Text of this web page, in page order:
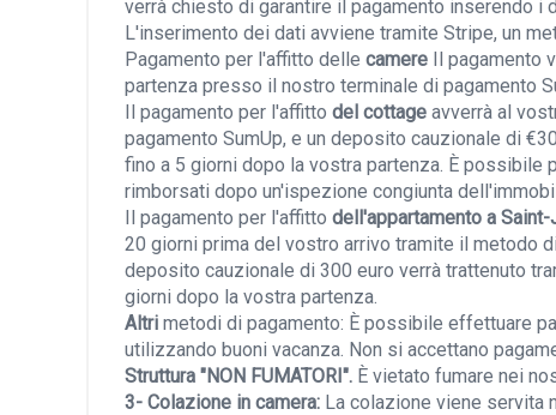
verrà chiesto di garantire il pagamento inserendo i
L'inserimento dei dati avviene tramite Stripe, un
Pagamento per l'affitto delle camere Il pagamento
partenza presso il nostro terminale di pagamento
Il pagamento per l'affitto del cottage avverrà al
pagamento SumUp, e un deposito cauzionale di
fino a 5 giorni dopo la vostra partenza. È possibile
rimborsati dopo un'ispezione congiunta
Il pagamento per l'affitto dell'appartamento a
20 giorni prima del vostro arrivo tramite il metodo
deposito cauzionale di 300 euro verrà trattenuto
giorni dopo la vostra partenza.
Altri metodi di pagamento: È possibile effettuare
utilizzando buoni vacanza. Non si accettano
Struttura "NON FUMATORI". È vietato fumare nei
3- Colazione in camera: La colazione viene servita